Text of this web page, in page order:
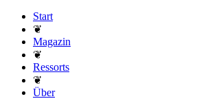
Start
❦
Magazin
❦
Ressorts
❦
Über